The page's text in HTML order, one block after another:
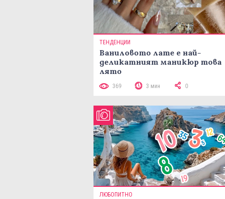
ТЕНДЕНЦИИ
Ваниловото лате е най-
деликатният маникюр това
лято
369 3 мин 0
ЛЮБОПИТНО